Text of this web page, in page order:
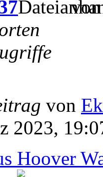
von
2023,
Hoover